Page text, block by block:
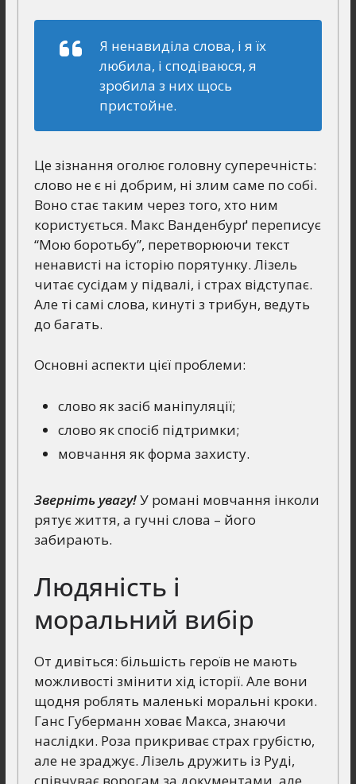
Я ненавиділа слова, і я їх
любила, і сподіваюся, я
зробила з них щось
пристойне.
Це зізнання оголює головну суперечність:
слово не є ні добрим, ні злим саме по собі.
Воно стає таким через того, хто ним
користується. Макс Ванденбурґ переписує
“Мою боротьбу”, перетворюючи текст
ненависті на історію порятунку. Лізель
читає сусідам у підвалі, і страх відступає.
Але ті самі слова, кинуті з трибун, ведуть
до багать.
Основні аспекти цієї проблеми:
слово як засіб маніпуляції;
слово як спосіб підтримки;
мовчання як форма захисту.
Зверніть увагу!У романі мовчання інколи
рятує життя, а гучні слова – його
забирають.
Людяність і
моральний вибір
От дивіться: більшість героїв не мають
можливості змінити хід історії. Але вони
щодня роблять маленькі моральні кроки.
Ганс Губерманн ховає Макса, знаючи
наслідки. Роза прикриває страх грубістю,
але не зраджує. Лізель дружить із Руді,